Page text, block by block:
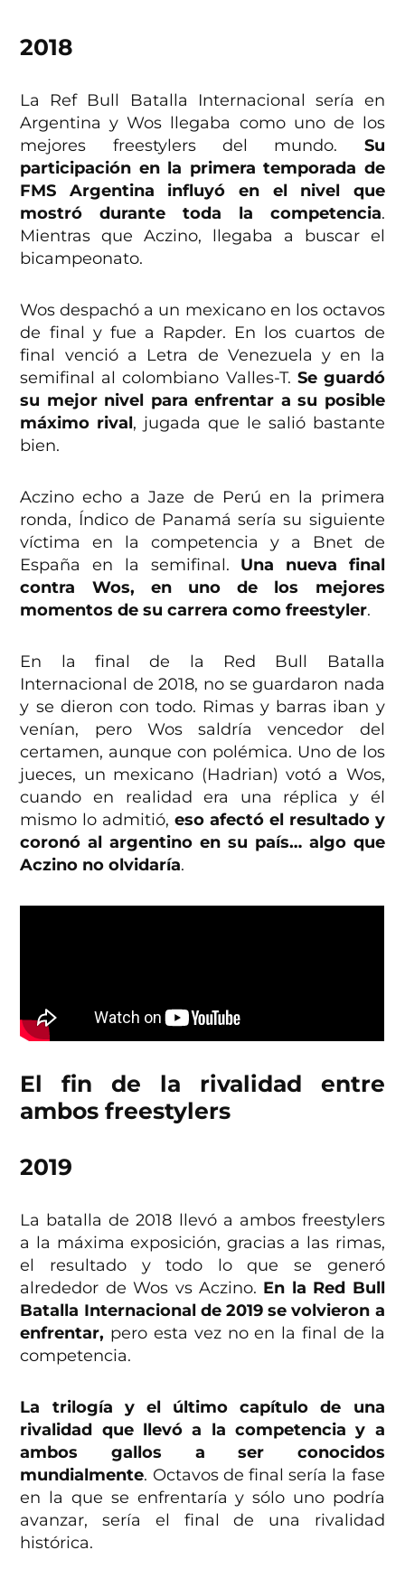
2018
La Ref Bull Batalla Internacional sería en
Argentina y Wos llegaba como uno de los
mejores freestylers del mundo. Su
participación en la primera temporada de
FMS Argentina influyó en el nivel que
mostró durante toda la competencia.
Mientras que Aczino, llegaba a buscar el
bicampeonato.
Wos despachó a un mexicano en los octavos
de final y fue a Rapder. En los cuartos de
final venció a Letra de Venezuela y en la
semifinal al colombiano Valles-T. Se guardó
su mejor nivel para enfrentar a su posible
máximo rival, jugada que le salió bastante
bien.
Aczino echo a Jaze de Perú en la primera
ronda, Índico de Panamá sería su siguiente
víctima en la competencia y a Bnet de
España en la semifinal. Una nueva final
contra Wos, en uno de los mejores
momentos de su carrera como freestyler.
En la final de la Red Bull Batalla
Internacional de 2018, no se guardaron nada
y se dieron con todo. Rimas y barras iban y
venían, pero Wos saldría vencedor del
certamen, aunque con polémica. Uno de los
jueces, un mexicano (Hadrian) votó a Wos,
cuando en realidad era una réplica y él
mismo lo admitió,eso afectó el resultado y
coronó al argentino en su país… algo que
Aczino no olvidaría.
El fin de la rivalidad entre
ambos freestylers
2019
La batalla de 2018 llevó a ambos freestylers
a la máxima exposición, gracias a las rimas,
el resultado y todo lo que se generó
alrededor de Wos vs Aczino. En la Red Bull
Batalla Internacional de 2019 se volvieron a
enfrentar, pero esta vez no en la final de la
competencia.
La trilogía y el último capítulo de una
rivalidad que llevó a la competencia y a
ambos gallos a ser conocidos
mundialmente. Octavos de final sería la fase
en la que se enfrentaría y sólo uno podría
avanzar, sería el final de una rivalidad
histórica.